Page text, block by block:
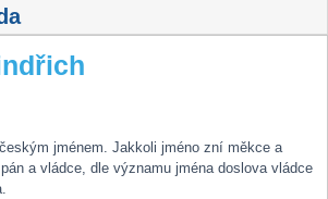
jménem. Jakkoli jméno zní měkce a
a vládce, dle významu jména doslova vládce